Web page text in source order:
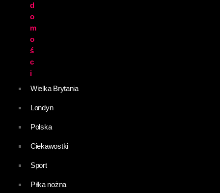
d
o
m
o
ś
c
i
Wielka Brytania
Londyn
Polska
Ciekawostki
Sport
Piłka nożna